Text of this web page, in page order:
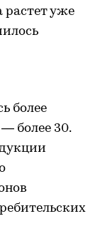
уже
более
более 30.